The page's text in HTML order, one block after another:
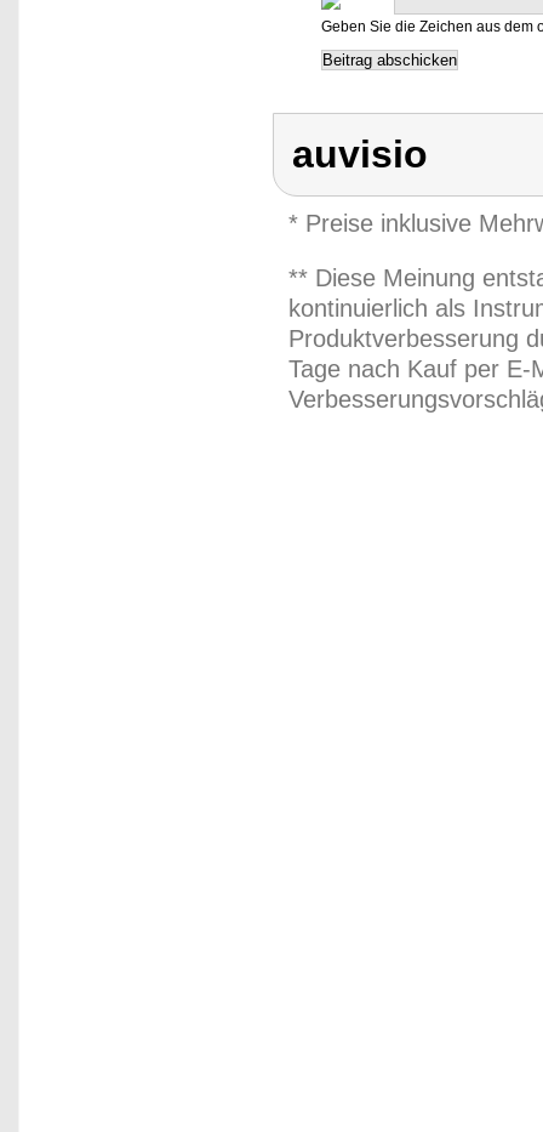
Geben Sie die Zeichen aus dem
auvisio
* Preise inklusive
** Diese Meinung
kontinuierlich als
Produktverbesserung
Tage nach Kauf per E-